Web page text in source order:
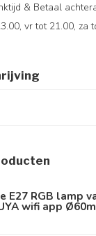
& Betaal
vr tot 21.00, za
E27 RGB lamp
wifi app